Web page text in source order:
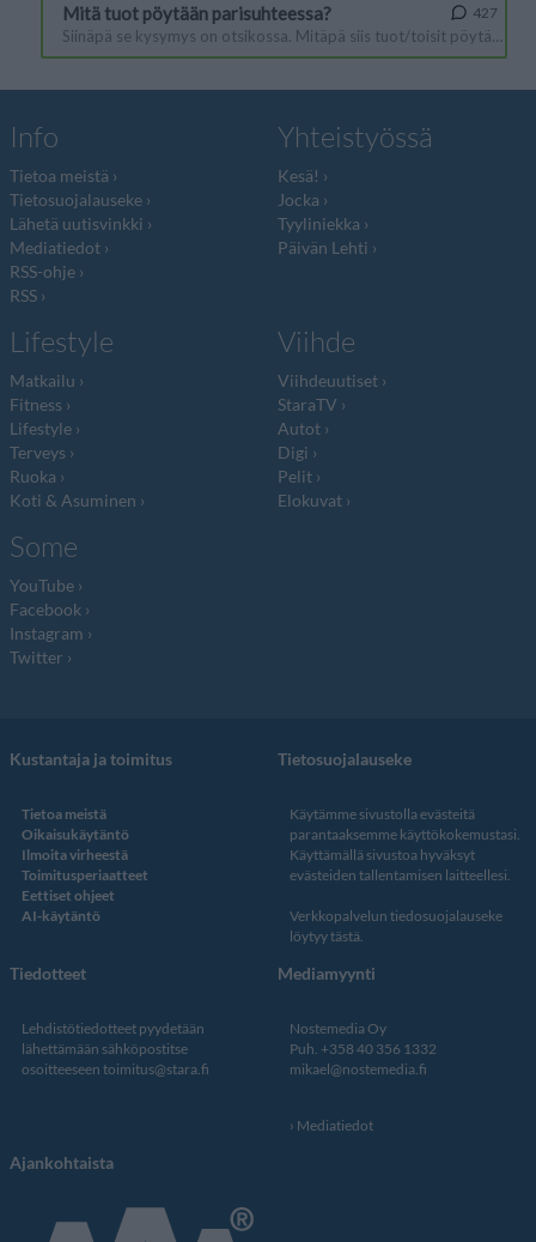
Info
Tietoa meistä
Tietosuojalauseke
Lähetä uutisvinkki
Mediatiedot
RSS-ohje
RSS
Yhteistyössä
Kesä!
Jocka
Tyyliniekka
Päivän Lehti
Lifestyle
Matkailu
Fitness
Lifestyle
Terveys
Ruoka
Koti & Asuminen
Viihde
Viihdeuutiset
StaraTV
Autot
Digi
Pelit
Elokuvat
Some
YouTube
Facebook
Instagram
Twitter
Kustantaja ja toimitus
Tietoa meistä
Oikaisukäytäntö
Ilmoita virheestä
Toimitusperiaatteet
Eettiset ohjeet
AI-käytäntö
Tietosuojalauseke
Käytämme sivustolla evästeitä
parantaaksemme käyttökokemustasi.
Käyttämällä sivustoa hyväksyt
evästeiden tallentamisen laitteellesi.
Verkkopalvelun tiedosuojalauseke
löytyy tästä.
Tiedotteet
Lehdistötiedotteet pyydetään
lähettämään sähköpostitse
osoitteeseen toimitus@stara.fi
Mediamyynti
Nostemedia Oy
Puh. +358 40 356 1332
mikael@nostemedia.fi
Mediatiedot
Ajankohtaista